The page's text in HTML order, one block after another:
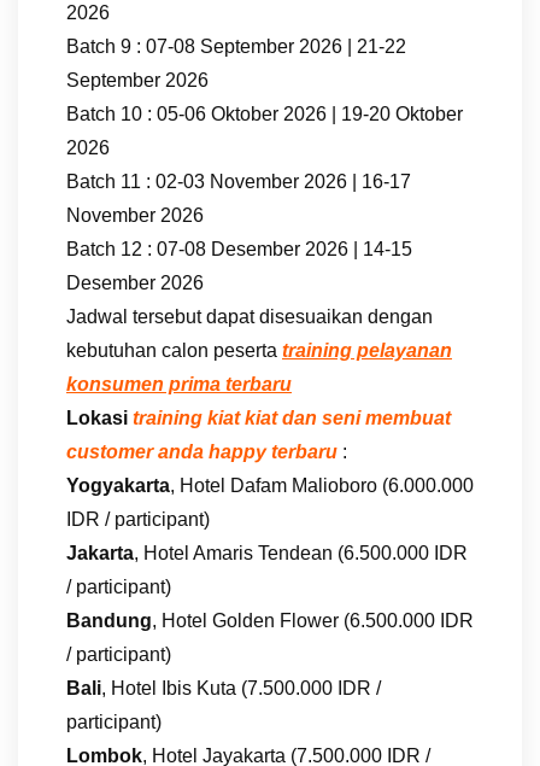
2026
Batch 9 : 07-08 September 2026 | 21-22
September 2026
Batch 10 : 05-06 Oktober 2026 | 19-20 Oktober
2026
Batch 11 : 02-03 November 2026 | 16-17
November 2026
Batch 12 : 07-08 Desember 2026 | 14-15
Desember 2026
Jadwal tersebut dapat disesuaikan dengan
kebutuhan calon peserta training pelayanan
konsumen prima terbaru
Lokasi training kiat kiat dan seni membuat
customer anda happy terbaru :
Yogyakarta, Hotel Dafam Malioboro (6.000.000
IDR / participant)
Jakarta, Hotel Amaris Tendean (6.500.000 IDR
/ participant)
Bandung, Hotel Golden Flower (6.500.000 IDR
/ participant)
Bali, Hotel Ibis Kuta (7.500.000 IDR /
participant)
Lombok, Hotel Jayakarta (7.500.000 IDR /